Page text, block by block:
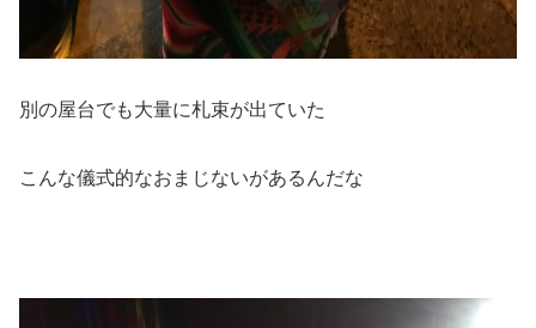
別の屋台でも大量に札束が出ていた
こんな儀式的なおまじないがあるんだな